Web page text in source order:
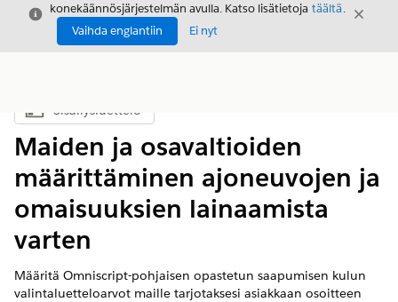
Sulje
konekäännösjärjestelmän avulla. Katso lisätietoja täältä.
Vaihda englantiin
Ei nyt
Sulje
Näytä sisällysluettelo
Sisällysluettelo
Maiden ja osavaltioiden
määrittäminen ajoneuvojen ja
omaisuuksien lainaamista
varten
Määritä Omniscript-pohjaisen opastetun saapumisen kulun
valintaluetteloarvot maille tarjotaksesi asiakkaan osoitteen